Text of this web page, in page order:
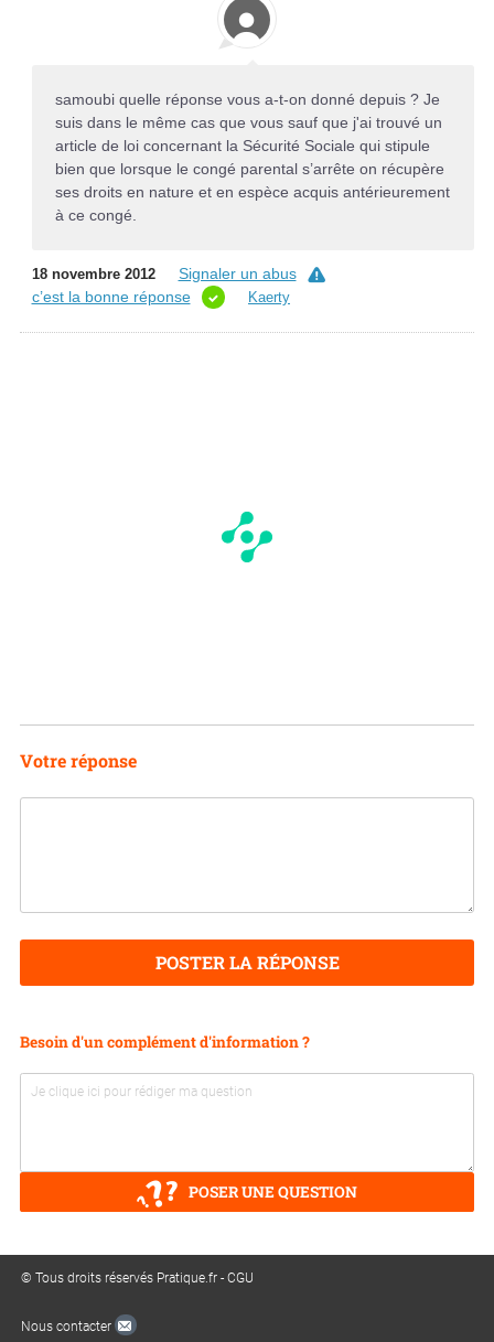
samoubi quelle réponse vous a-t-on donné depuis ? Je
suis dans le même cas que vous sauf que j'ai trouvé un
article de loi concernant la Sécurité Sociale qui stipule
bien que lorsque le congé parental s’arrête on récupère
ses droits en nature et en espèce acquis antérieurement
à ce congé.
18 novembre 2012
Signaler un abus
c’est la bonne réponse
Kaerty
Votre réponse
POSTER LA RÉPONSE
Besoin d'un complément d'information ?
POSER UNE QUESTION
© Tous droits réservés Pratique.fr -CGU
Nous contacter